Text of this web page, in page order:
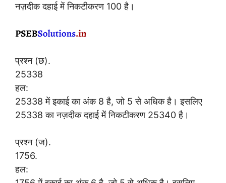
नज़दीक दहाई में निकटीकरण 100 है।
प्रश्न (छ).
25338
हल:
25338 में इकाई का अंक 8 है, जो 5 से अधिक है। इसलिए
25338 का नज़दीक दहाई में निकटीकरण 25340 है।
प्रश्न (ज).
1756.
हल: